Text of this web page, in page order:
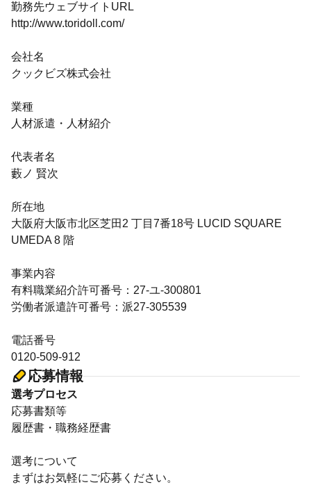
勤務先ウェブサイトURL
http://www.toridoll.com/
会社名
クックビズ株式会社
業種
人材派遣・人材紹介
代表者名
藪ノ 賢次
所在地
大阪府大阪市北区芝田2 丁目7番18号 LUCID SQUARE
UMEDA 8 階
事業内容
有料職業紹介許可番号：27-ユ-300801
労働者派遣許可番号：派27-305539
電話番号
0120-509-912
応募情報
選考プロセス
応募書類等
履歴書・職務経歴書
選考について
まずはお気軽にご応募ください。